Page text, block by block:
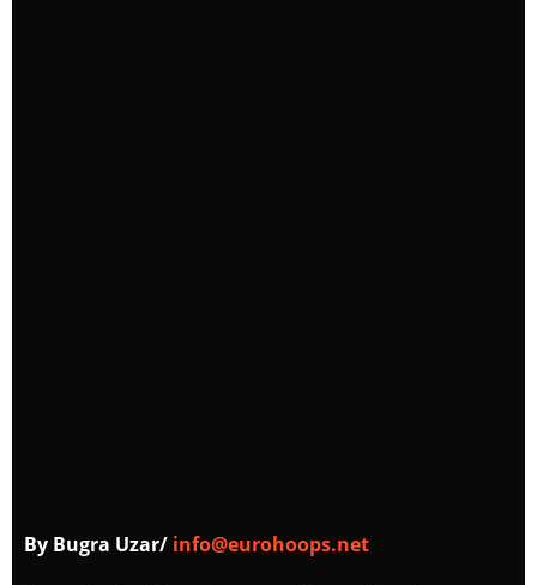
By Bugra Uzar/ info@eurohoops.net